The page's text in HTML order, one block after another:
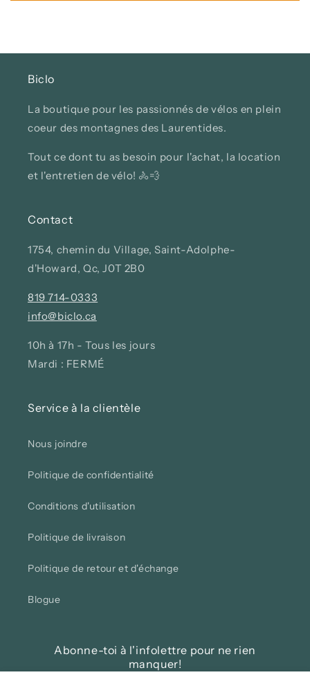
Biclo
La boutique pour les passionnés de vélos en plein
coeur des montagnes des Laurentides.
Tout ce dont tu as besoin pour l'achat, la location
et l'entretien de vélo! 🚴💨
Contact
1754, chemin du Village, Saint-Adolphe-
d'Howard, Qc, J0T 2B0
819 714-0333
info@biclo.ca
10h à 17h - Tous les jours
Mardi : FERMÉ
Service à la clientèle
Nous joindre
Politique de confidentialité
Conditions d'utilisation
Politique de livraison
Politique de retour et d'échange
Blogue
Abonne-toi à l'infolettre pour ne rien
manquer!